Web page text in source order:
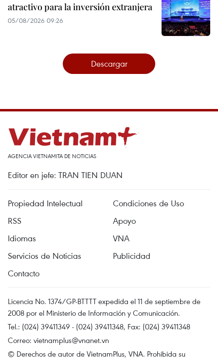
atractivo para la inversión extranjera
05/08/2026 09:26
Descargar
AGENCIA VIETNAMITA DE NOTICIAS
Editor en jefe: TRAN TIEN DUAN
Propiedad Intelectual
Condiciones de Uso
RSS
Apoyo
Idiomas
VNA
Servicios de Noticias
Publicidad
Contacto
Licencia No. 1374/GP-BTTTT expedida el 11 de septiembre de
2008 por el Ministerio de Información y Comunicación.
Tel.: (024) 39411349 - (024) 39411348, Fax: (024) 39411348
Correo: vietnamplus@vnanet.vn
© Derechos de autor de VietnamPlus, VNA. Prohibida su